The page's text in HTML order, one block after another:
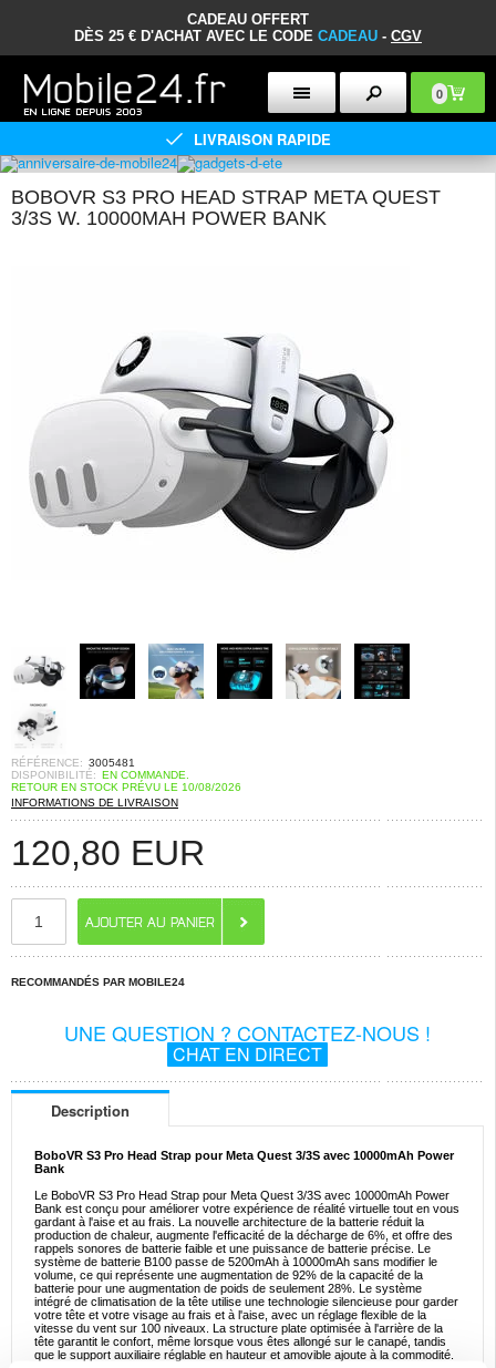
CADEAU OFFERT
DÈS 25 € D'ACHAT AVEC LE CODE CADEAU - CGV
0
LIVRAISON RAPIDE
BOBOVR S3 PRO HEAD STRAP META QUEST
3/3S W. 10000MAH POWER BANK
RÉFÉRENCE: 3005481
DISPONIBILITÉ: EN COMMANDE.
RETOUR EN STOCK PRÉVU LE 10/08/2026
INFORMATIONS DE LIVRAISON
120,80 EUR
RECOMMANDÉS PAR MOBILE24
UNE QUESTION ? CONTACTEZ-NOUS !
CHAT EN DIRECT
Description
BoboVR S3 Pro Head Strap pour Meta Quest 3/3S avec 10000mAh Power
Bank
Le BoboVR S3 Pro Head Strap pour Meta Quest 3/3S avec 10000mAh Power
Bank est conçu pour améliorer votre expérience de réalité virtuelle tout en vous
gardant à l'aise et au frais. La nouvelle architecture de la batterie réduit la
production de chaleur, augmente l'efficacité de la décharge de 6%, et offre des
rappels sonores de batterie faible et une puissance de batterie précise. Le
système de batterie B100 passe de 5200mAh à 10000mAh sans modifier le
volume, ce qui représente une augmentation de 92% de la capacité de la
batterie pour une augmentation de poids de seulement 28%. Le système
intégré de climatisation de la tête utilise une technologie silencieuse pour garder
votre tête et votre visage au frais et à l'aise, avec un réglage flexible de la
vitesse du vent sur 100 niveaux. La structure plate optimisée à l'arrière de la
tête garantit le confort, même lorsque vous êtes allongé sur le canapé, tandis
que le support auxiliaire réglable en hauteur et amovible ajoute à la commodité.